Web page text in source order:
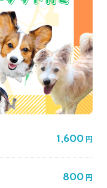
1,600 円
800 円